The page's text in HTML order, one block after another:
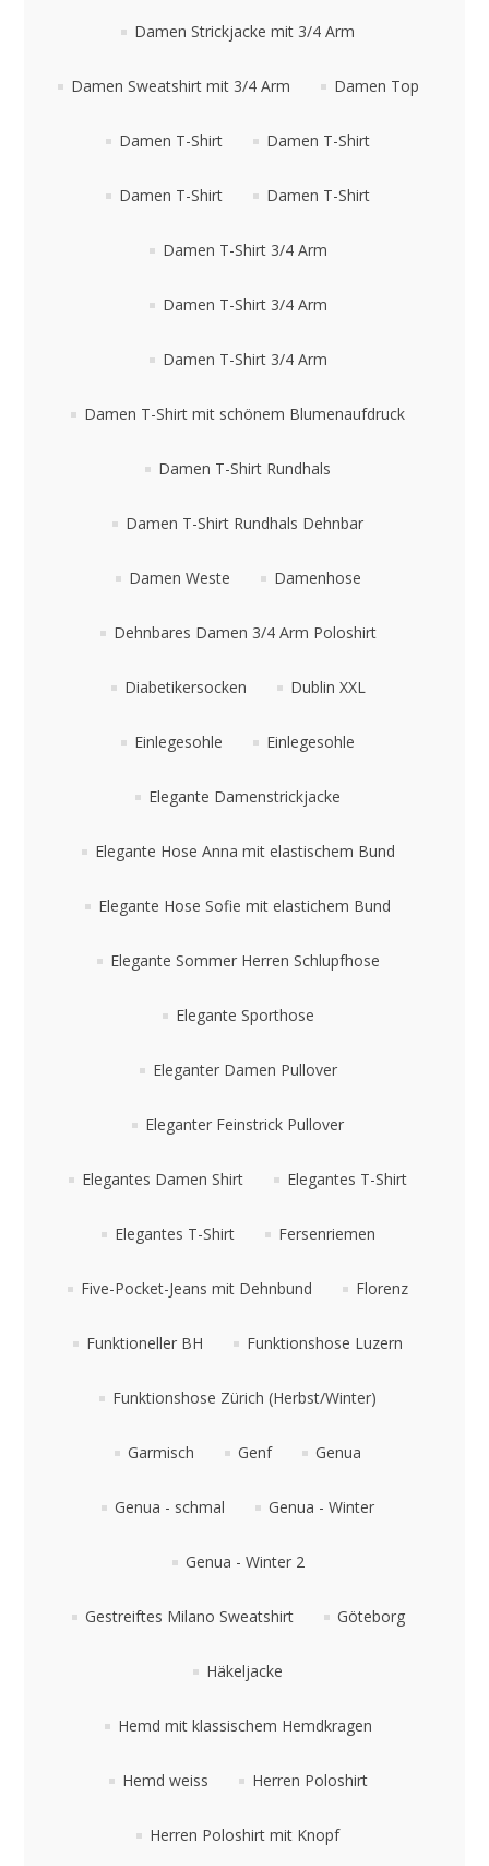
Damen Strickjacke mit 3/4 Arm
Damen Sweatshirt mit 3/4 Arm Damen Top
Damen T-Shirt Damen T-Shirt
Damen T-Shirt Damen T-Shirt
Damen T-Shirt 3/4 Arm
Damen T-Shirt 3/4 Arm
Damen T-Shirt 3/4 Arm
Damen T-Shirt mit schönem Blumenaufdruck
Damen T-Shirt Rundhals
Damen T-Shirt Rundhals Dehnbar
Damen Weste Damenhose
Dehnbares Damen 3/4 Arm Poloshirt
Diabetikersocken Dublin XXL
Einlegesohle Einlegesohle
Elegante Damenstrickjacke
Elegante Hose Anna mit elastischem Bund
Elegante Hose Sofie mit elastichem Bund
Elegante Sommer Herren Schlupfhose
Elegante Sporthose
Eleganter Damen Pullover
Eleganter Feinstrick Pullover
Elegantes Damen Shirt Elegantes T-Shirt
Elegantes T-Shirt Fersenriemen
Five-Pocket-Jeans mit Dehnbund Florenz
Funktioneller BH Funktionshose Luzern
Funktionshose Zürich (Herbst/Winter)
Garmisch Genf Genua
Genua - schmal Genua - Winter
Genua - Winter 2
Gestreiftes Milano Sweatshirt Göteborg
Häkeljacke
Hemd mit klassischem Hemdkragen
Hemd weiss Herren Poloshirt
Herren Poloshirt mit Knopf